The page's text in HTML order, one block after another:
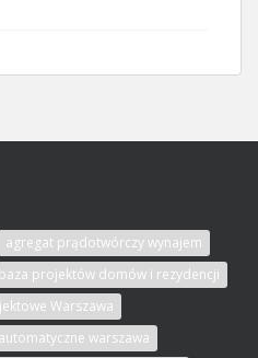
agregat prądotwórczy wynajem
baza projektów domów i rezydencji
Warszawa
warszawa